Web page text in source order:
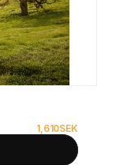
1,610SEK